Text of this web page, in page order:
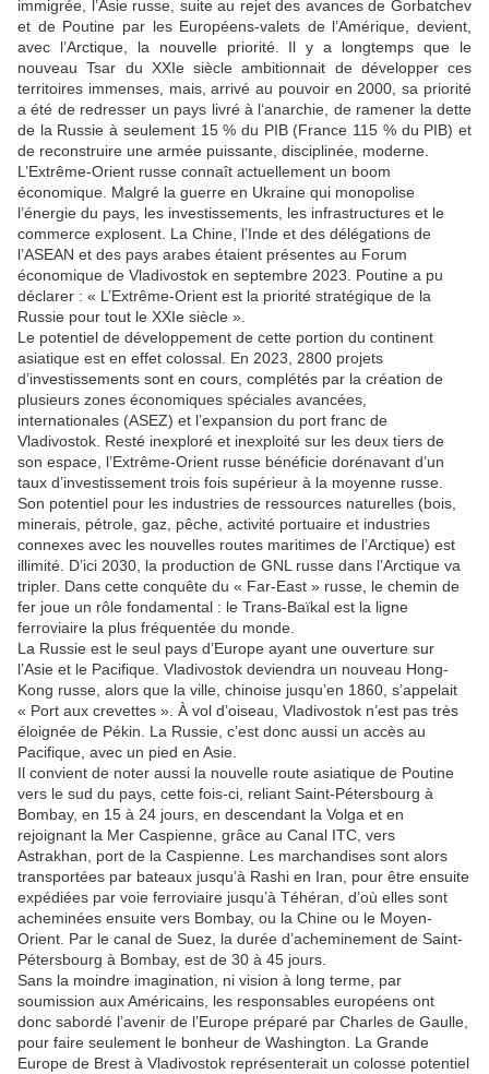
immigrée, l’Asie russe, suite au rejet des avances de Gorbatchev
et de Poutine par les Européens-valets de l’Amérique, devient,
avec l’Arctique, la nouvelle priorité. Il y a longtemps que le
nouveau Tsar du XXIe siècle ambitionnait de développer ces
territoires immenses, mais, arrivé au pouvoir en 2000, sa priorité
a été de redresser un pays livré à l‘anarchie, de ramener la dette
de la Russie à seulement 15 % du PIB (France 115 % du PIB) et
de reconstruire une armée puissante, disciplinée, moderne.
L’Extrême-Orient russe connaît actuellement un boom
économique. Malgré la guerre en Ukraine qui monopolise
l’énergie du pays, les investissements, les infrastructures et le
commerce explosent. La Chine, l’Inde et des délégations de
l’ASEAN et des pays arabes étaient présentes au Forum
économique de Vladivostok en septembre 2023. Poutine a pu
déclarer : « L’Extrême-Orient est la priorité stratégique de la
Russie pour tout le XXIe siècle ».
Le potentiel de développement de cette portion du continent
asiatique est en effet colossal. En 2023, 2800 projets
d’investissements sont en cours, complétés par la création de
plusieurs zones économiques spéciales avancées,
internationales (ASEZ) et l’expansion du port franc de
Vladivostok. Resté inexploré et inexploité sur les deux tiers de
son espace, l’Extrême-Orient russe bénéficie dorénavant d’un
taux d’investissement trois fois supérieur à la moyenne russe.
Son potentiel pour les industries de ressources naturelles (bois,
minerais, pétrole, gaz, pêche, activité portuaire et industries
connexes avec les nouvelles routes maritimes de l’Arctique) est
illimité. D’ici 2030, la production de GNL russe dans l’Arctique va
tripler. Dans cette conquête du « Far-East » russe, le chemin de
fer joue un rôle fondamental : le Trans-Baïkal est la ligne
ferroviaire la plus fréquentée du monde.
La Russie est le seul pays d’Europe ayant une ouverture sur
l’Asie et le Pacifique. Vladivostok deviendra un nouveau Hong-
Kong russe, alors que la ville, chinoise jusqu’en 1860, s’appelait
« Port aux crevettes ». À vol d’oiseau, Vladivostok n’est pas très
éloignée de Pékin. La Russie, c’est donc aussi un accès au
Pacifique, avec un pied en Asie.
Il convient de noter aussi la nouvelle route asiatique de Poutine
vers le sud du pays, cette fois-ci, reliant Saint-Pétersbourg à
Bombay, en 15 à 24 jours, en descendant la Volga et en
rejoignant la Mer Caspienne, grâce au Canal ITC, vers
Astrakhan, port de la Caspienne. Les marchandises sont alors
transportées par bateaux jusqu’à Rashi en Iran, pour être ensuite
expédiées par voie ferroviaire jusqu’à Téhéran, d’où elles sont
acheminées ensuite vers Bombay, ou la Chine ou le Moyen-
Orient. Par le canal de Suez, la durée d’acheminement de Saint-
Pétersbourg à Bombay, est de 30 à 45 jours.
Sans la moindre imagination, ni vision à long terme, par
soumission aux Américains, les responsables européens ont
donc sabordé l’avenir de l’Europe préparé par Charles de Gaulle,
pour faire seulement le bonheur de Washington. La Grande
Europe de Brest à Vladivostok représenterait un colosse potentiel